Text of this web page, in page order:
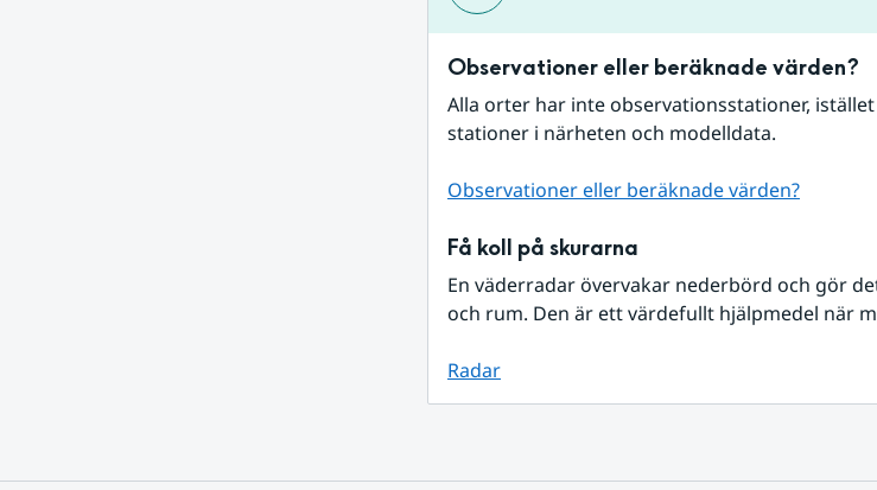
Observationer eller beräknade värden?
Alla orter har inte observationsstationer,
stationer i närheten och modelldata.
Observationer eller beräknade värden?
Få koll på skurarna
En väderradar övervakar nederbörd och gör
och rum. Den är ett värdefullt hjälpmedel när
Radar